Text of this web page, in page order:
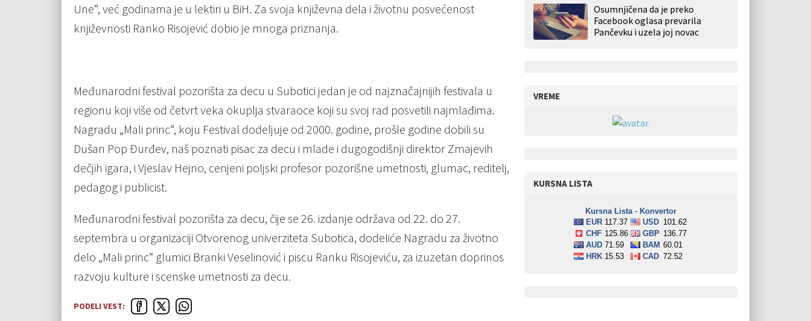
Une“, već godinama je u lektiri u BiH. Za svoja književna dela i životnu posvećenost
književnosti Ranko Risojević dobio je mnoga priznanja.
Međunarodni festival pozorišta za decu u Subotici jedan je od najznačajnijih festivala u
regionu koji više od četvrt veka okuplja stvaraoce koji su svoj rad posvetili najmlađima.
Nagradu „Mali princ“, koju Festival dodeljuje od 2000. godine, prošle godine dobili su
Dušan Pop Đurđev, naš poznati pisac za decu i mlade i dugogodišnji direktor Zmajevih
dečjih igara, i Vjeslav Hejno, cenjeni poljski profesor pozorišne umetnosti, glumac, reditelj,
pedagog i publicist.
Međunarodni festival pozorišta za decu, čije se 26. izdanje održava od 22. do 27.
septembra u organizaciji Otvorenog univerziteta Subotica, dodeliće Nagradu za životno
delo „Mali princ“ glumici Branki Veselinović i piscu Ranku Risojeviću, za izuzetan doprinos
razvoju kulture i scenske umetnosti za decu.
PODELI VEST:
Osumnjičena da je preko
Facebook oglasa prevarila
Pančevku i uzela joj novac
VREME
KURSNA LISTA